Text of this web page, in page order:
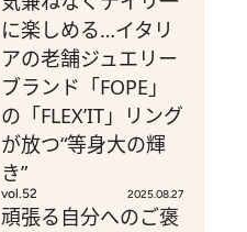
に楽しめる…イタリ
アの老舗ジュエリー
ブランド「FOPE」
の「FLEX’IT」リング
が放つ“等身大の輝
き”
vol.52 2025.08.27
頑張る自分へのご褒